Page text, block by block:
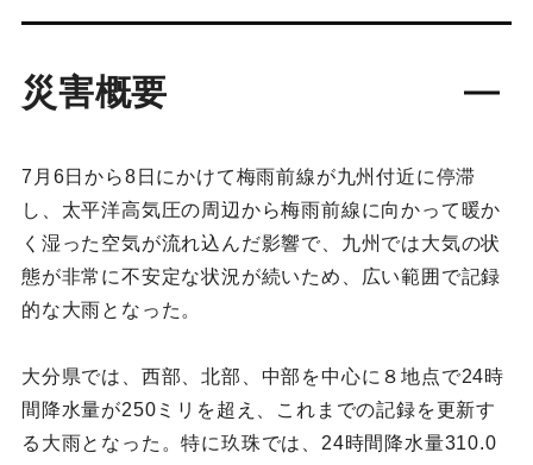
災害概要
7月6日から8日にかけて梅雨前線が九州付近に停滞
し、太平洋高気圧の周辺から梅雨前線に向かって暖か
く湿った空気が流れ込んだ影響で、九州では大気の状
態が非常に不安定な状況が続いため、広い範囲で記録
的な大雨となった。
大分県では、西部、北部、中部を中心に８地点で24時
間降水量が250ミリを超え、これまでの記録を更新す
る大雨となった。特に玖珠では、24時間降水量310.0